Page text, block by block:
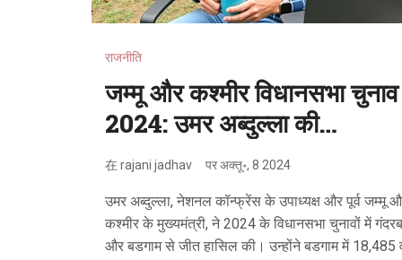
राजनीति
जम्मू और कश्मीर विधानसभा चुनाव
2024: उमर अब्दुल्ला की
ऐतिहासिक जीत
在rajani jadhav परअक्तू॰, 8 2024
उमर अब्दुल्ला, नेशनल कॉन्फ्रेंस के उपाध्यक्ष और पूर्व जम्मू
कश्मीर के मुख्यमंत्री, ने 2024 के विधानसभा चुनावों में
और बडगाम से जीत हासिल की। उन्होंने बडगाम में 18,485